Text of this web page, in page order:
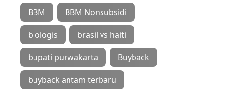
BBM BBM Nonsubsidi
biologis brasil vs haiti
bupati purwakarta Buyback
buyback antam terbaru